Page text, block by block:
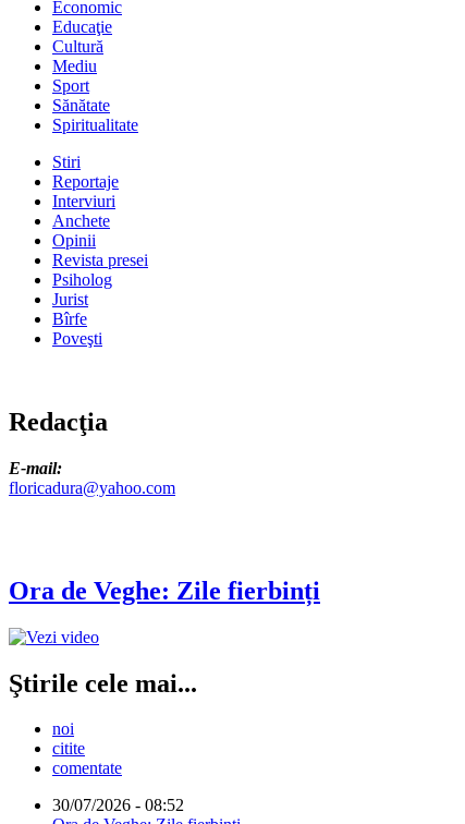
Economic
Educaţie
Cultură
Mediu
Sport
Sănătate
Spiritualitate
Stiri
Reportaje
Interviuri
Anchete
Opinii
Revista presei
Psiholog
Jurist
Bîrfe
Poveşti
Redacţia
E-mail:
floricadura@yahoo.com
Ora de Veghe: Zile fierbinți
Ştirile cele mai...
noi
citite
comentate
30/07/2026 - 08:52